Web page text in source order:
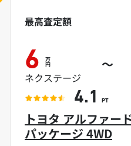
トヨタ アルファー
パッケージ 4WD
最高査定額
6 万
円 ～
ネクステージ
4.1 PT